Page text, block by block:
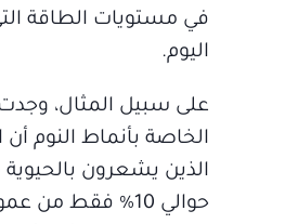
في مستويات الطاقة
اليوم.
على سبيل المثال،
الخاصة بأنماط النوم
الذين يشعرون
حوالي 10% فقط